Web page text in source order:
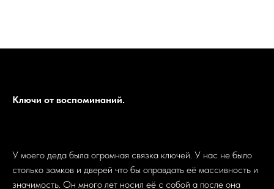
Ключи от воспоминаний.
У моего деда была огромная связка ключей. У нас не было
столько замков и дверей что бы оправдать её массивность и
значимость. Он много лет носил её с собой а после она